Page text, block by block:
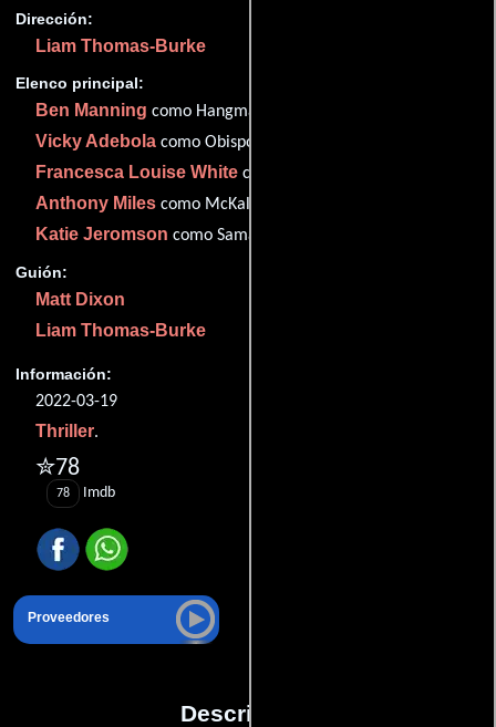
Dirección:
Liam Thomas-Burke
Elenco principal:
Ben Manning como Hangman
Vicky Adebola como Obispo
Francesca Louise White como Robyn
Anthony Miles como McKallen
Katie Jeromson como Samantha
Guión:
Matt Dixon
Liam Thomas-Burke
Información:
2022-03-19
Thriller.
✮78
78 Imdb
Proveedores
Descripción